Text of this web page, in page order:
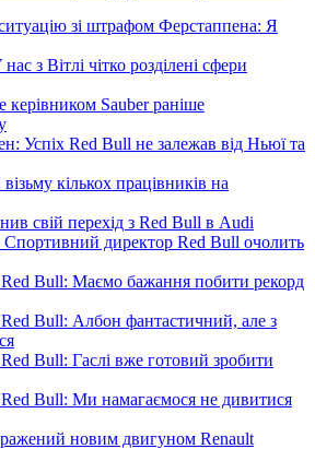
зі штрафом Ферстаппена: Я
з Вітлі чітко розділені сфери
керівником Sauber раніше
Успіх Red Bull не залежав від Ньюї та
кількох працівників на
свій перехід з Red Bull в Audi
Спортивний директор Red Bull очолить
Bull: Маємо бажання побити рекорд
Bull: Албон фантастичний, але з
Bull: Гаслі вже готовий зробити
Bull: Ми намагаємося не дивитися
новим двигуном Renault